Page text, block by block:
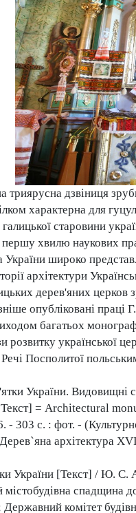
триярусна дзвіниця
характерна для
старовини
хвилю наукових
широко
архітектури
дерев'яних
опубліковані
багатьох
розвитку української
Посполитої
України.
= Architectural
303 с. : фот. -
архітектура
України [Текст] / Ю. С.
містобудівна
комітет